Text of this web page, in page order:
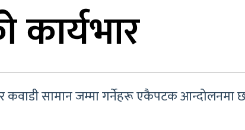
कवाडी सामान जम्मा गर्नेहरू एकैपटक आन्दोलनमा